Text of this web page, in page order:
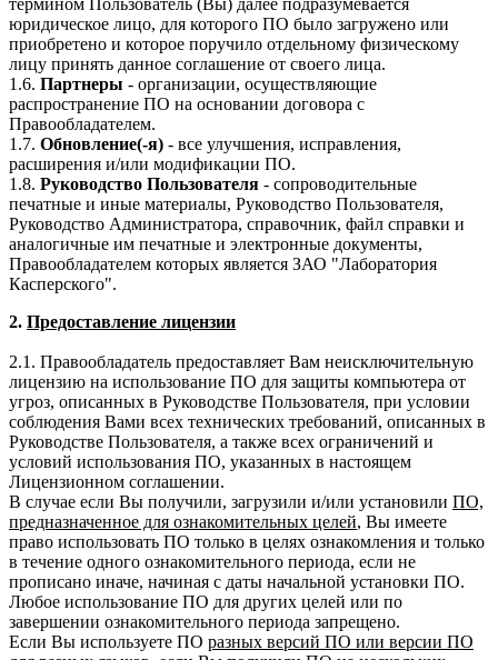
термином Пользователь (Вы) далее подразумевается
юридическое лицо, для которого ПО было загружено или
приобретено и которое поручило отдельному физическому
лицу принять данное соглашение от своего лица.
1.6. Партнеры - организации, осуществляющие
распространение ПО на основании договора с
Правообладателем.
1.7. Обновление(-я) - все улучшения, исправления,
расширения и/или модификации ПО.
1.8. Руководство Пользователя - сопроводительные
печатные и иные материалы, Руководство Пользователя,
Руководство Администратора, справочник, файл справки и
аналогичные им печатные и электронные документы,
Правообладателем которых является ЗАО "Лаборатория
Касперского".
2. Предоставление лицензии
2.1. Правообладатель предоставляет Вам неисключительную
лицензию на использование ПО для защиты компьютера от
угроз, описанных в Руководстве Пользователя, при условии
соблюдения Вами всех технических требований, описанных в
Руководстве Пользователя, а также всех ограничений и
условий использования ПО, указанных в настоящем
Лицензионном соглашении.
В случае если Вы получили, загрузили и/или установили ПО,
предназначенное для ознакомительных целей, Вы имеете
право использовать ПО только в целях ознакомления и только
в течение одного ознакомительного периода, если не
прописано иначе, начиная с даты начальной установки ПО.
Любое использование ПО для других целей или по
завершении ознакомительного периода запрещено.
Если Вы используете ПО разных версий ПО или версии ПО